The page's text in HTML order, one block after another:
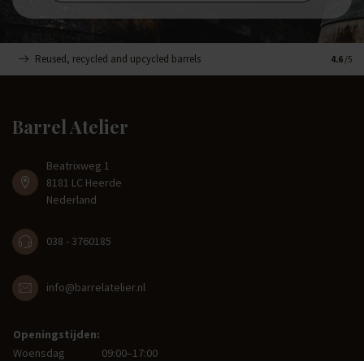
Reused, recycled and upcycled barrels 4.6 /5
Barrel Atelier
Beatrixweg 1
8181 LC Heerde
Nederland
038 - 3760185
info@barrelatelier.nl
Openingstijden:
Woensdag
09:00–17:00